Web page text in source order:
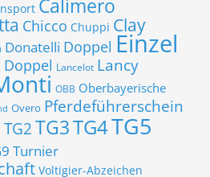
Calimero
Chicco Chuppi Clay
Donatelli Doppel Einzel
Doppel Lancelot Lancy
OBB Oberbayerische
Overo Pferdeführerschein
TG2TG3TG4TG5
Turnier
Voltigier-Abzeichen